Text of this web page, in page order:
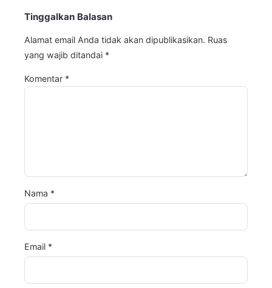
Tinggalkan Balasan
Alamat email Anda tidak akan dipublikasikan. Ruas
yang wajib ditandai *
Komentar *
Nama *
Email *